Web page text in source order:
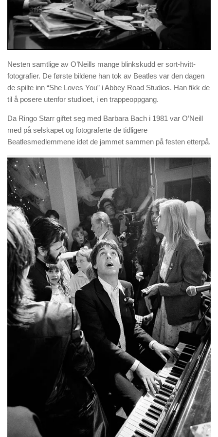
Nesten samtlige av O’Neills mange blinkskudd er sort-hvitt-
fotografier. De første bildene han tok av Beatles var den dagen
de spilte inn “She Loves You” i Abbey Road Studios. Han fikk de
til å posere utenfor studioet, i en trappeoppgang.
Da Ringo Starr giftet seg med Barbara Bach i 1981 var O’Neill
med på selskapet og fotograferte de tidligere
Beatlesmedlemmene idet de jammet sammen på festen etterpå.